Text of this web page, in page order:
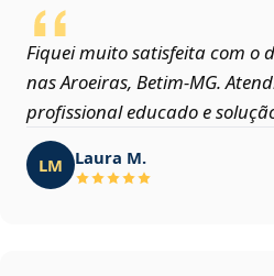
Fiquei muito satisfeita com o
nas Aroeiras, Betim‑MG.
profissional educado e
LM Laura M.